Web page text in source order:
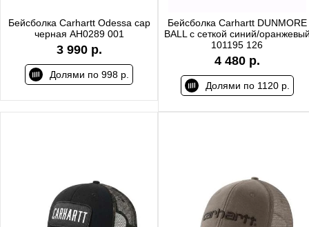
Бейсболка Carhartt Odessa cap
черная AH0289 001
3 990 р.
Долями по 998 р.
Бейсболка Carhartt DUNMORE
BALL с сеткой синий/
101195 126
4 480 р.
Долями по 1120 р.